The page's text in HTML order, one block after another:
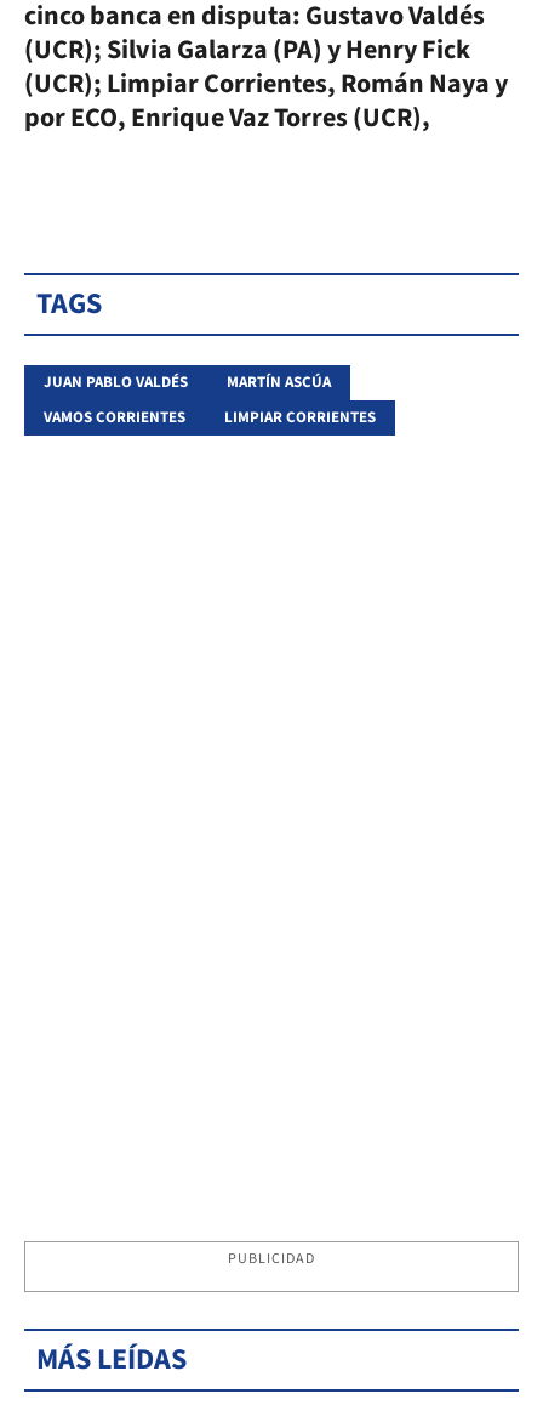
cinco banca en disputa: Gustavo Valdés
(UCR); Silvia Galarza (PA) y Henry Fick
(UCR); Limpiar Corrientes, Román Naya y
por ECO, Enrique Vaz Torres (UCR),
TAGS
JUAN PABLO VALDÉS
MARTÍN ASCÚA
VAMOS CORRIENTES
LIMPIAR CORRIENTES
PUBLICIDAD
MÁS LEÍDAS